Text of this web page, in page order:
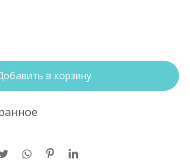
в корзину